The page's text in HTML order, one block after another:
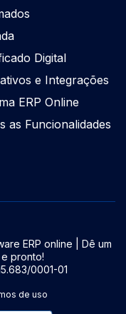
Digital
e Integrações
ERP Online
as Funcionalidades
ERP online | Dê um
pronto!
0001-01
de uso